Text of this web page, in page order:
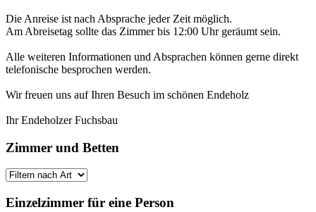
Die Anreise ist nach Absprache jeder Zeit möglich.
Am Abreisetag sollte das Zimmer bis 12:00 Uhr geräumt sein.
Alle weiteren Informationen und Absprachen können gerne direkt
telefonische besprochen werden.
Wir freuen uns auf Ihren Besuch im schönen Endeholz
Ihr Endeholzer Fuchsbau
Zimmer und Betten
Einzelzimmer für eine Person